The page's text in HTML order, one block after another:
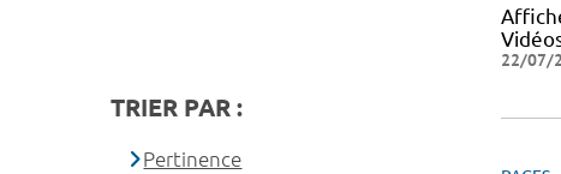
22/07/
TRIER PAR :
Pertinence